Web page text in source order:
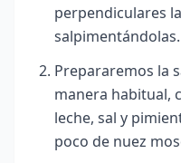
perpendiculares
salpimentándolas.
Prepararemos la
manera habitual,
leche, sal y
poco de nuez